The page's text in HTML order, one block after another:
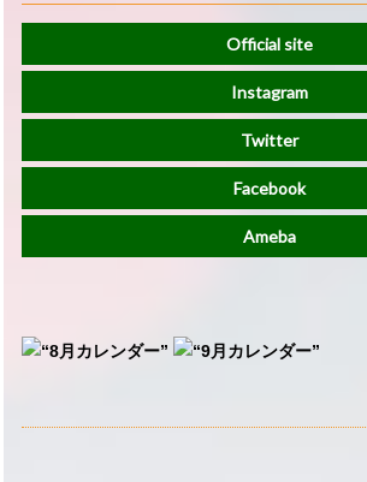
Official site
Instagram
Twitter
Facebook
Ameba